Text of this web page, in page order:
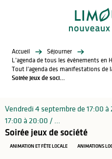
Accueil
Séjourner
L’agenda de tous les évènements en
Tout l’agenda des manifestations de
Soirée jeux de société
Vendredi 4 septembre de 17:00
17:00 à 20:00 / ...
Soirée jeux de société
ANIMATION ET FÊTE LOCALE ANIMATIONS